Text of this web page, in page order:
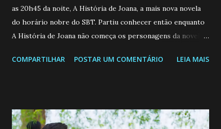
as 20h45 da noite, A História de Joana, a mais nova novela
do horário nobre do SBT. Partiu conhecer então enquanto
A História de Joana não começa os personagens da novela?
de 25/05/26 a 31/05/26 JOANA GUADALUPE (Camila
permanecer virgem até encontrar o homem que realmente
COMPARTILHAR POSTAR UM COMENTÁRIO LEIA MAIS